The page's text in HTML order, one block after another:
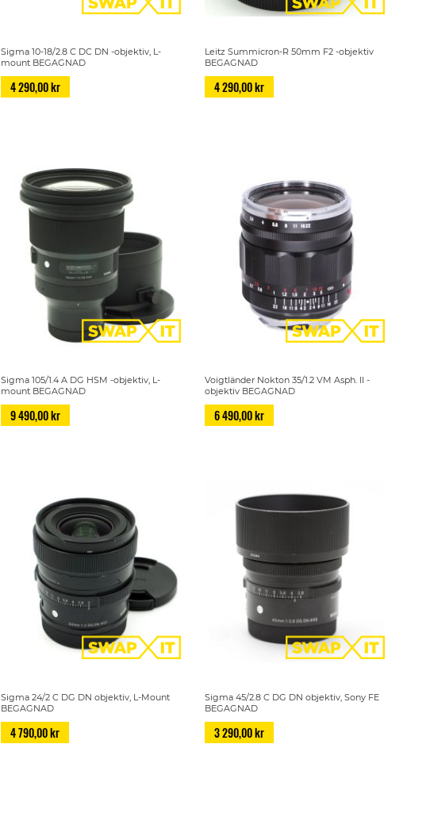
Sigma 10-18/2.8 C DC DN -objektiv, L-
mount BEGAGNAD
4 290,00 kr
Leitz Summicron-R 50mm F2 -objektiv
BEGAGNAD
4 290,00 kr
Sigma 105/1.4 A DG HSM -objektiv, L-
mount BEGAGNAD
9 490,00 kr
Voigtländer Nokton 35/1.2 VM Asph. II -
objektiv BEGAGNAD
6 490,00 kr
Sigma 24/2 C DG DN objektiv, L-Mount
BEGAGNAD
4 790,00 kr
Sigma 45/2.8 C DG DN objektiv, Sony FE
BEGAGNAD
3 290,00 kr